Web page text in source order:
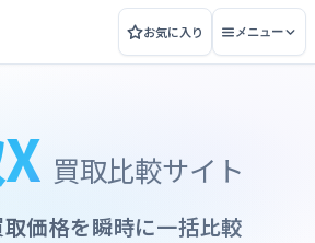
お気に入り メニュー
買取比較サイト
価格を瞬時に一括比較